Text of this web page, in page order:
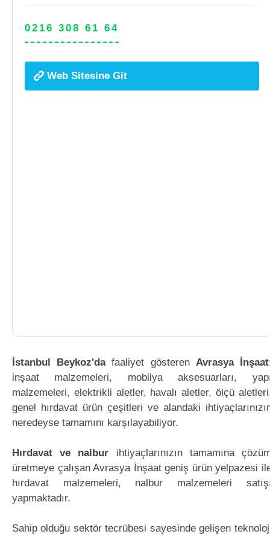
0216 308 61 64
Web Sitesine Git
İstanbul Beykoz'dafaaliyet gösteren Avrasya İnşaat
inşaat malzemeleri, mobilya aksesuarları,
malzemeleri, elektrikli aletler, havalı aletler, ölçü
genel hırdavat ürün çeşitleri ve alandaki
neredeyse tamamını karşılayabiliyor.
Hırdavat ve nalbur ihtiyaçlarınızın tamamına
üretmeye çalışan Avrasya İnşaat geniş ürün yelpazesi
hırdavat malzemeleri, nalbur malzemeleri
yapmaktadır.
Sahip olduğu sektör tecrübesi sayesinde gelişen